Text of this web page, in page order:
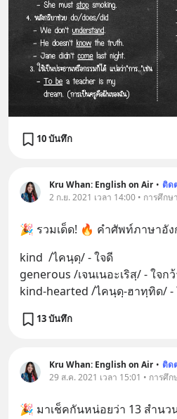
10 บันทึก
Kru Whan: English on Air • ติด
2 ก.ย. 2021 เวลา 14:00 • การศึกษา
🎉 รวมเด็ด! 🔥 คำศัพท์ภาษาอัง
kind  /ไคนฺดฺ/ - ใจดี
generous /เจนเนอะเริสฺ/ - ใจก
kind-hearted /ไคนฺดฺ-ฮาทฺทิด/ -
13 บันทึก
Kru Whan: English on Air • ติด
29 ส.ค. 2021 เวลา 15:01 • การศึก
🎉 มาเช็คกันหน่อยว่า 13 สำน